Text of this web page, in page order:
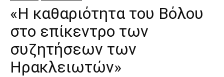
«Η καθαριότητα του Βόλου
στο επίκεντρο των
συζητήσεων των
Ηρακλειωτών»